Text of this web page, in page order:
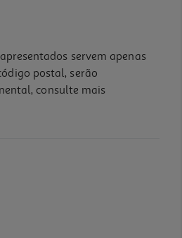
servem apenas
postal, serão
consulte mais